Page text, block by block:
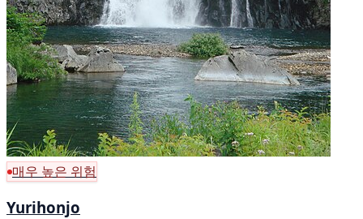
매우 높은 위험
Yurihonjo